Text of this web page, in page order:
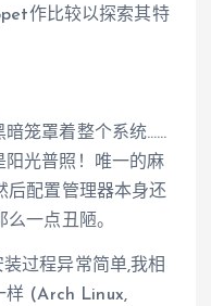
作比较以探索其特
暗笼罩着整个系统……
阳光普照！唯一的麻
后配置管理器本身还
一点丑陋。
过程异常简单,我相
样 (Arch Linux,